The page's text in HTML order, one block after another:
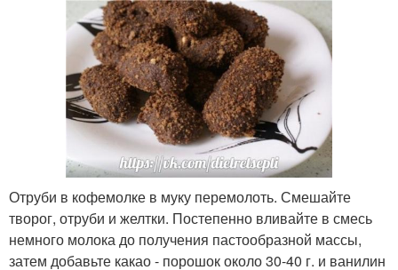
Отруби в кофемолке в муку перемолоть. Смешайте
творог, отруби и желтки. Постепенно вливайте в смесь
немного молока до получения пастообразной массы,
затем добавьте какао - порошок около 30-40 г. и ванилин